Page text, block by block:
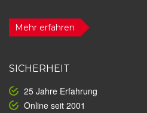
Mehr erfahren
SICHERHEIT
25 Jahre Erfahrung
Online seit 2001